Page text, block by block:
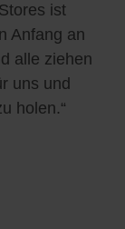
ist
Anfang an
alle ziehen
uns und
holen.“